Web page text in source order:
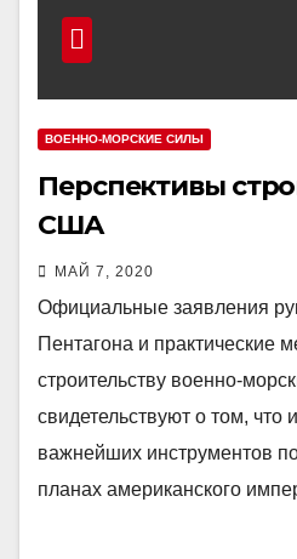
ВОЕННО-МОРСКИЕ СИЛЫ
Перспективы
США
МАЙ 7, 2020
Официальные заявления
Пентагона и практические
строительству военно-
свидетельствуют о том, что
важнейших инструментов
планах американского